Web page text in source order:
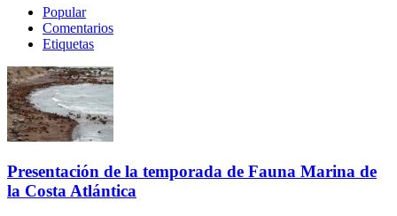
Popular
Comentarios
Etiquetas
Presentación de la temporada de Fauna Marina de
la Costa Atlántica